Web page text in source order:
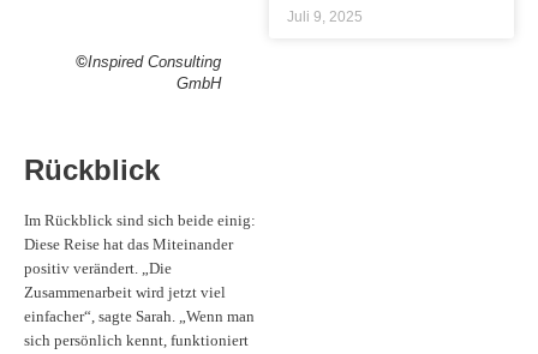
©Inspired Consulting
GmbH
Rückblick
Im Rückblick sind sich beide einig:
Diese Reise hat das Miteinander
positiv verändert. „Die
Zusammenarbeit wird jetzt viel
einfacher“, sagte Sarah. „Wenn man
sich persönlich kennt, funktioniert
Juli 9, 2025